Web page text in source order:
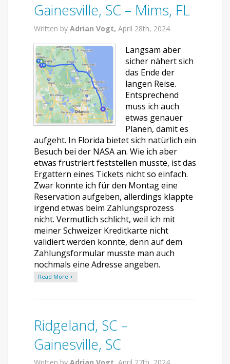
Gainesville, SC – Mims, FL
Written by Adrian Vogt, April 28th, 2024
Langsam aber
sicher nähert sich
das Ende der
langen Reise.
Entsprechend
muss ich auch
etwas genauer
Planen, damit es
aufgeht. In Florida bietet sich natürlich ein
Besuch bei der NASA an. Wie ich aber
etwas frustriert feststellen musste, ist das
Ergattern eines Tickets nicht so einfach.
Zwar konnte ich für den Montag eine
Reservation aufgeben, allerdings klappte
irgend etwas beim Zahlungsprozess
nicht. Vermutlich schlicht, weil ich mit
meiner Schweizer Kreditkarte nicht
validiert werden konnte, denn auf dem
Zahlungsformular musste man auch
nochmals eine Adresse angeben.
Read More +
Ridgeland, SC –
Gainesville, SC